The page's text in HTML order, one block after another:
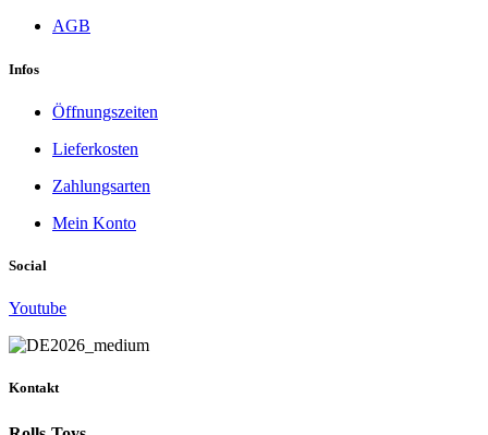
AGB
Infos
Öffnungszeiten
Lieferkosten
Zahlungsarten
Mein Konto
Social
Youtube
Kontakt